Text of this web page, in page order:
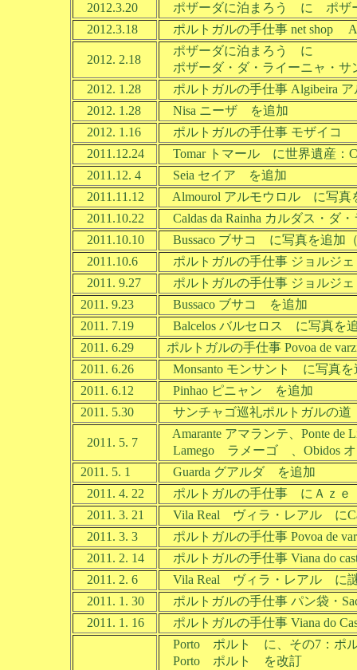
2012.3.20
ポザーダに泊まろう に ポザ
2012.3.18
ポルトガルの手仕事 net shop
2012. 2.18
ポザーダに泊まろう に
ポザーダ・ダ・ライーニャ・サ
2012. 1.28
ポルトガルの手仕事 Algibeira
2012. 1.28
Nisa ニーザ を追加
2012. 1.16
ポルトガルの手仕事 モザイコ
2011.12.24
Tomar トマール に世界遺産：
2011.12. 4
Seia セイア を追加
2011.11.12
Almourol アルモウロル に写真
2011.10.22
Caldas da Rainha カルダス・ダ
2011.10.10
Bussaco ブサコ に写真を追加
2011.10.6
ポルトガルの手仕事 ジョルジ
2011. 9.27
ポルトガルの手仕事 ジョルジ
2011. 9.23
Bussaco ブサコ を追加
2011. 7.19
Balcelos バルセロス に写真を
2011. 6.29
ポルトガルの手仕事 Povoa de
2011. 6.26
Monsanto モンサント に写真を
2011. 6.12
Pinhao ピニャン を追加
2011. 5.30
サンチャゴ巡礼ポルトガルの
2011. 5. 7
Amarante アマランテ、Ponte
Lamego ラメーゴ 、Obidos
2011. 5. 1
Guarda グアルダ を追加
2011. 4. 22
ポルトガルの手仕事 にＡｚ
2011. 3. 21
Vila Real ヴィラ・レアル に
2011. 3. 3
ポルトガルの手仕事 Povoa de
2011. 2. 14
ポルトガルの手仕事 Viana do
2011. 2. 6
Vila Real ヴィラ・レアル に謎
2011. 1. 30
ポルトガルの手仕事 パン袋・
2011. 1. 16
ポルトガルの手仕事 Viana do
Porto ポルト に、その7：ポ
Porto ポルト を改訂